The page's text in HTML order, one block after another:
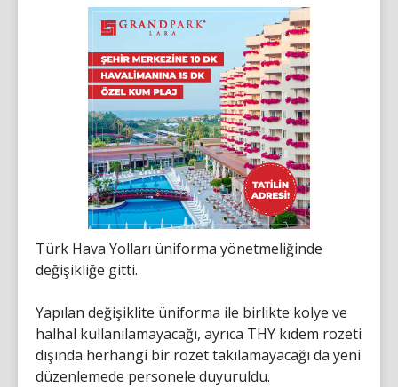
Türk Hava Yolları üniforma yönetmeliğinde
değişikliğe gitti.
Yapılan değişiklite üniforma ile birlikte kolye ve
halhal kullanılamayacağı, ayrıca THY kıdem rozeti
dışında herhangi bir rozet takılamayacağı da yeni
düzenlemede personele duyuruldu.